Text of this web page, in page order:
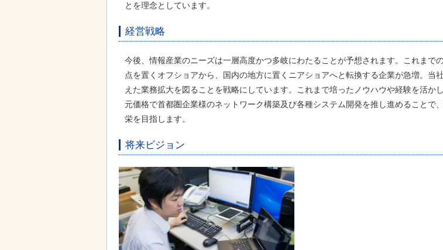
とを理念としています。
経営戦略
今後、情報産業のニーズは一層高度かつ多岐にわたることが予想されます。これまで
点を置くオフショアから、国内の地方に置くニアショアへと転換する企業が急増。当
えた業務拡大を図ることを戦略にしています。これまで培ったノウハウや経験を活か
元価格で首都圏企業様のネットワーク構築及び各種システム開発を推し進めることで
栄を目指します。
将来ビジョン